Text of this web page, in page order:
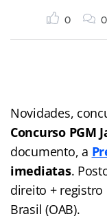
0 0
Novidades,
Concurso PGM
documento, a
imediatas.
direito + registro
Brasil (OAB).